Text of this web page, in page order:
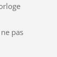
pas